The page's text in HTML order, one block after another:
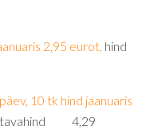
2,95 eurot, hind
10 tk hind jaanuaris
tavahind 4,29